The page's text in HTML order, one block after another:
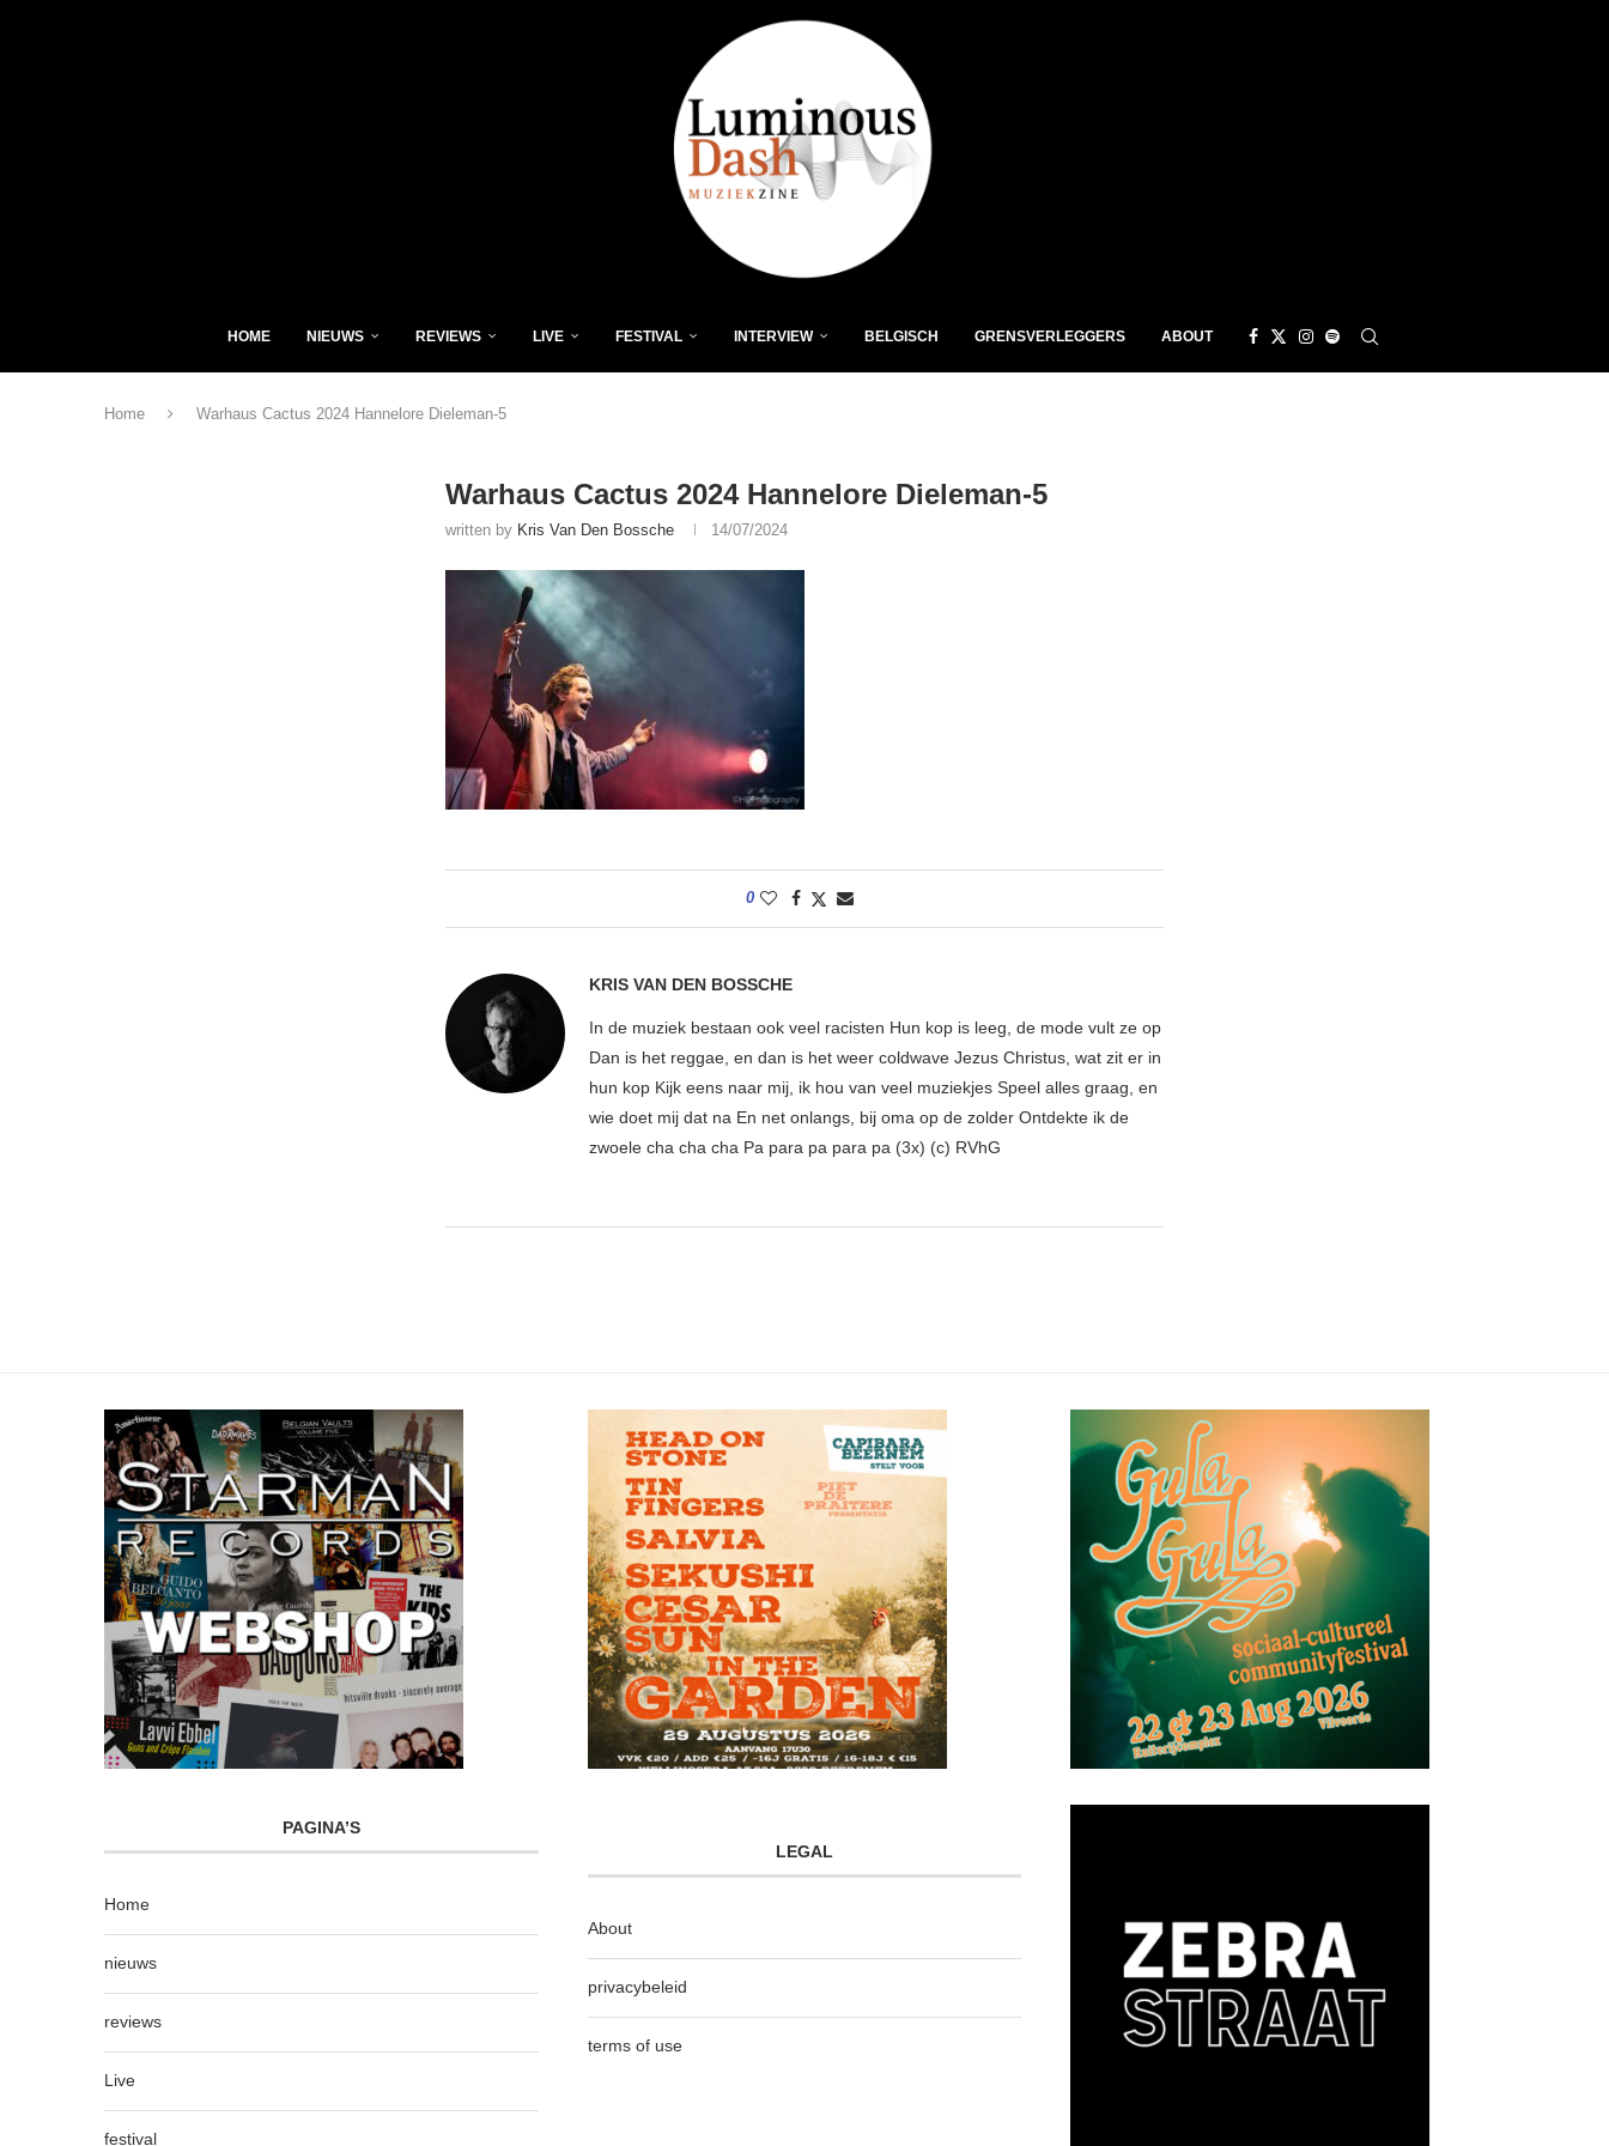
HOME NIEUWS REVIEWS LIVE FESTIVAL INTERVIEW BELGISCH GRENSVERLEGGERS ABOUT
Home Warhaus Cactus 2024 Hannelore Dieleman-5
Warhaus Cactus 2024 Hannelore Dieleman-5
written by Kris Van Den Bossche 14/07/2024
0
KRIS VAN DEN BOSSCHE
In de muziek bestaan ook veel racisten Hun kop is leeg, de mode vult ze op
Dan is het reggae, en dan is het weer coldwave Jezus Christus, wat zit er in
hun kop Kijk eens naar mij, ik hou van veel muziekjes Speel alles graag, en
wie doet mij dat na En net onlangs, bij oma op de zolder Ontdekte ik de
zwoele cha cha cha Pa para pa para pa (3x) (c) RVhG
PAGINA’S
Home
nieuws
reviews
Live
festival
LEGAL
About
privacybeleid
terms of use